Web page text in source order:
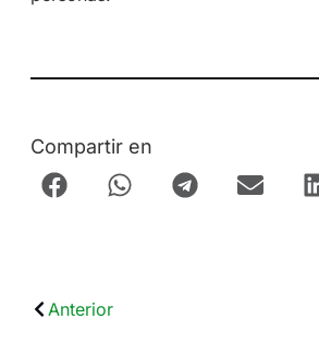
Compartir en
Anterior